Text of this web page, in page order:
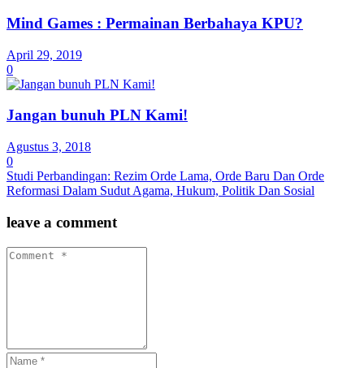
Mind Games : Permainan Berbahaya KPU?
April 29, 2019
0
Jangan bunuh PLN Kami!
Agustus 3, 2018
0
Studi Perbandingan: Rezim Orde Lama, Orde Baru Dan Orde
Reformasi Dalam Sudut Agama, Hukum, Politik Dan Sosial
leave a comment